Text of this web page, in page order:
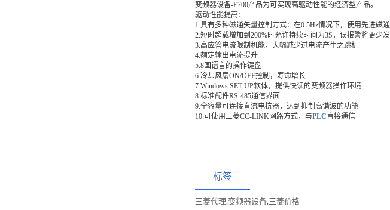
变频器设备-E700产品为可实现高驱动性能的经济型产品。
驱动性能提高：
1.具有多种磁通矢量控制方式：在0.5Hz情况下，使用先进磁
2.短时超载增加到200%时允许持续时间为3S，误报警将更少
3.高应答电流限制机能，大幅减少过电流产生之跳机
4.额定输出电流提升
5.8国语言的操作键盘
6.冷却风扇ON/OFF控制，寿命增长
7.Windows SET-UP软体，提供快读的变频器操作环境
8.标准配件RS-485通信界面
9.全容量可连接直流电抗器，达到抑制高谐波的功能
10.可使用三菱CC-LINK网路方式，与PLC 直接通信
标签
三菱代理,变频器设备,三菱价格